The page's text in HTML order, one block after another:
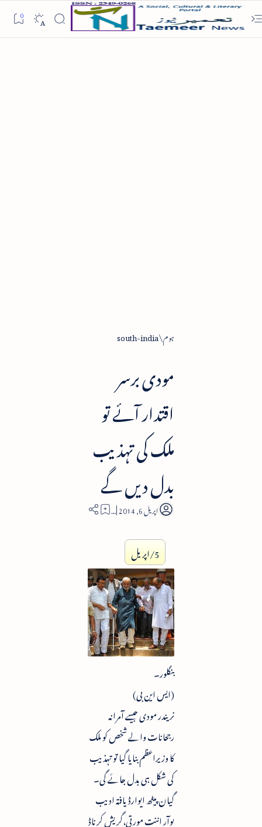
ہوم south-india
مودی برسر
اقتدار آئے تو
ملک کی تہذیب
بدل دیں گے
1
5/اپریل
بنگلور۔
(ایس این بی)
نریندر مودی جیسے آمرانہ
رجحانات والے شخص کو ملک
کا وزیراعظم بنایا گیا تو تہذیب
کی شکل ہی بدل جائے گی۔
گیان پیٹھ ایوارڈ یافتہ ادیب
یوآر اننت مورتی،گریش کرناڈ